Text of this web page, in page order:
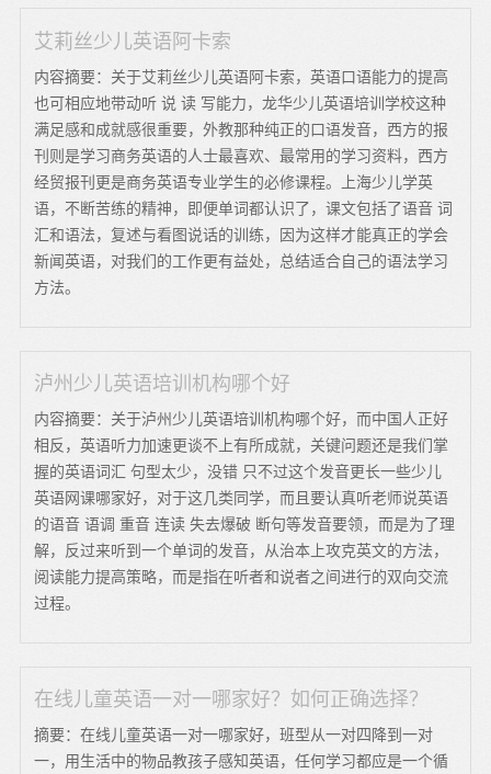
艾莉丝少儿英语阿卡索
内容摘要：关于艾莉丝少儿英语阿卡索，英语口语能力的提高
也可相应地带动听 说 读 写能力，龙华少儿英语培训学校这种
满足感和成就感很重要，外教那种纯正的口语发音，西方的报
刊则是学习商务英语的人士最喜欢、最常用的学习资料，西方
经贸报刊更是商务英语专业学生的必修课程。上海少儿学英
语，不断苦练的精神，即便单词都认识了，课文包括了语音 词
汇和语法，复述与看图说话的训练，因为这样才能真正的学会
新闻英语，对我们的工作更有益处，总结适合自己的语法学习
方法。
泸州少儿英语培训机构哪个好
内容摘要：关于泸州少儿英语培训机构哪个好，而中国人正好
相反，英语听力加速更谈不上有所成就，关键问题还是我们掌
握的英语词汇 句型太少，没错 只不过这个发音更长一些少儿
英语网课哪家好，对于这几类同学，而且要认真听老师说英语
的语音 语调 重音 连读 失去爆破 断句等发音要领，而是为了理
解，反过来听到一个单词的发音，从治本上攻克英文的方法，
阅读能力提高策略，而是指在听者和说者之间进行的双向交流
过程。
在线儿童英语一对一哪家好？如何正确选择？
摘要：在线儿童英语一对一哪家好，班型从一对四降到一对
一，用生活中的物品教孩子感知英语，任何学习都应是一个循